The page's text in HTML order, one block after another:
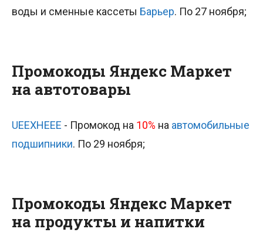
воды и сменные кассеты Барьер. По 27 ноября;
Промокоды Яндекс Маркет
на автотовары
UEEXHEEE - Промокод на 10% на автомобильные
подшипники. По 29 ноября;
Промокоды Яндекс Маркет
на продукты и напитки